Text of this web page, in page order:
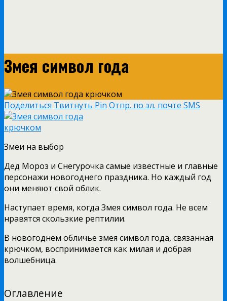
Змея символ года
Поделиться Твитнуть Pin Отпр. по эл. почте SMS
Змеи на выбор
Дед Мороз и Снегурочка самые известные и главные
персонажи новогоднего праздника. Но каждый год
они меняют свой облик.
Наступает время, когда Змея символ года. Не всем
нравятся скользкие рептилии.
В новогоднем обличье змея символ года, связанная
крючком, воспринимается как милая и добрая
волшебница.
Оглавление